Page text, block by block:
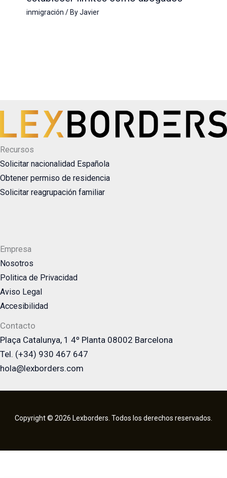
inmigración / ByJavier
Recursos
Solicitar nacionalidad Española
Obtener permiso de residencia
Solicitar reagrupación familiar
Empresa
Nosotros
Politica de Privacidad
Aviso Legal
Accesibilidad
Contacto
Plaça Catalunya, 1 4º Planta 08002 Barcelona
Tel. (+34) 930 467 647
hola@lexborders.com
Copyright © 2026 Lexborders. Todos los derechos reservados.